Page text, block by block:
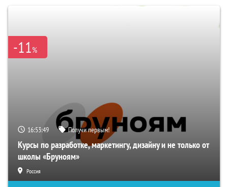
-11%
16:53:48 Получи первым!
Курсы по разработке, маркетингу, дизайну и не только от
школы «Бруноям»
Россия